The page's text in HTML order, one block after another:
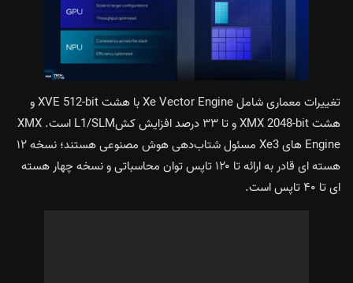
تغییرات معماری شامل Xe Vector Engine با هشت XVE 512-bit و
هشت XMX 2048-bit و تا ۳۳ درصد افزایش کشL1/SLM است. XMX
Engine های Xe3 مسئول شتاب‌دهی هوش مصنوعی هستند؛ نسخه ۱۲
هسته ای قادر به ارائه تا ۱۲۰ تاپس توان محاسباتی و نسخه چهار هسته
ای تا ۴۰ تاپس است.